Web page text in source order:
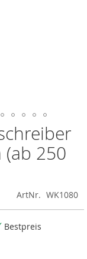
250
ArtNr. WK1080
Bestpreis